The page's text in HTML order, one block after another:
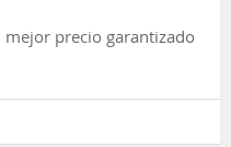
mejor precio garantizado